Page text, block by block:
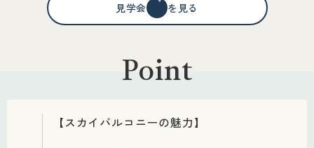
見学会情報を見る
Point
【スカイバルコニーの魅力】